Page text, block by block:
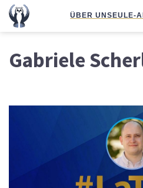
ÜBER UNSEULE-
Gabriele